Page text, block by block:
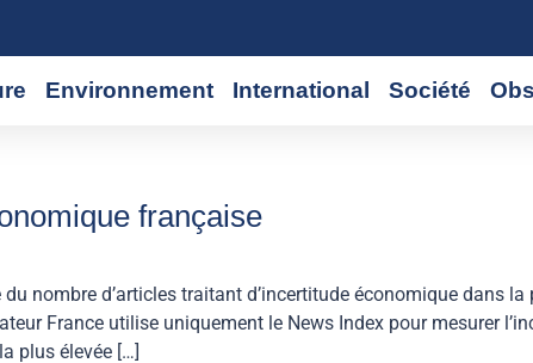
Environnement International Société
française
du nombre d’articles traitant d’incertitude économique dans
France utilise uniquement le News Index pour mesurer
plus élevée […]